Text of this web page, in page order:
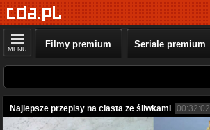
MENU Filmy premium Seriale premium
Najlepsze przepisy na ciasta ze śliwkami 00:32:02